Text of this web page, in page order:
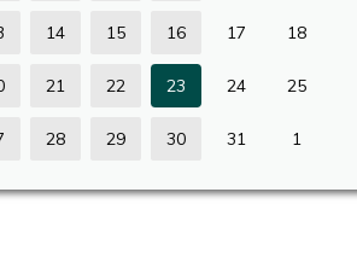
14 15 16 17 18
21 22 23 24 25
28 29 30 31 1